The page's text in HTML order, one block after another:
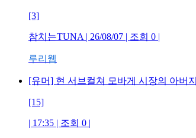
[3]
참치는TUNA | 26/08/07 | 조회 0 |
루리웹
[유머] 현 서브컬쳐 모바게 시장의 아버지
[15]
| 17:35 | 조회 0 |